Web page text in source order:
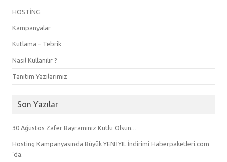
HOSTİNG
Kampanyalar
Kutlama – Tebrik
Nasıl Kullanılır ?
Tanıtım Yazılarımız
Son Yazılar
30 Ağustos Zafer Bayramınız Kutlu Olsun…
Hosting Kampanyasında Büyük YENİ YIL İndirimi Haberpaketleri.com
‘da.